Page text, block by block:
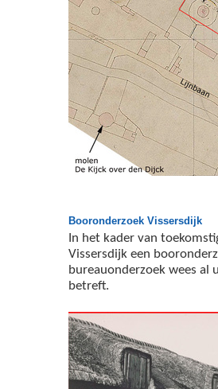
Booronderzoek Vissersdijk
In het kader van
Vissersdijk een
bureauonderzoek wees al
betreft.